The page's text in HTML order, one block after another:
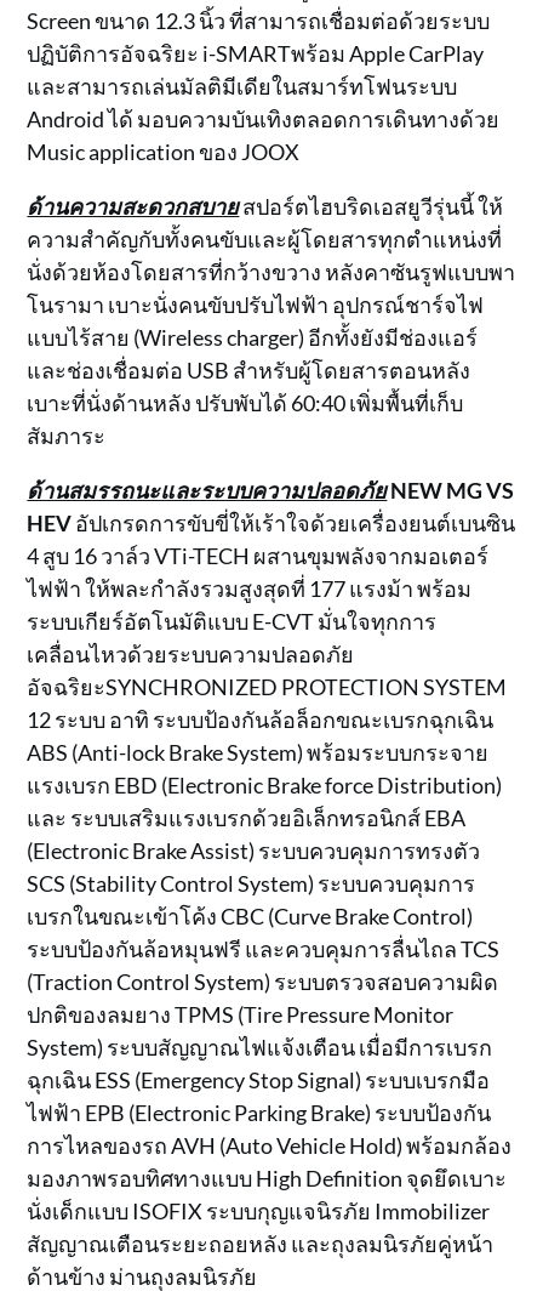
Screen ขนาด 12.3 นิ้ว ที่สามารถเชื่อมต่อด้วยระบบ
ปฏิบัติการอัจฉริยะ i-SMARTพร้อม Apple CarPlay
และสามารถเล่นมัลติมีเดียในสมาร์ทโฟนระบบ
Android ได้ มอบความบันเทิงตลอดการเดินทางด้วย
Music application ของ JOOX
ด้านความสะดวกสบายสปอร์ตไฮบริดเอสยูวีรุ่นนี้ ให้
ความสำคัญกับทั้งคนขับและผู้โดยสารทุกตำแหน่งที่
นั่งด้วยห้องโดยสารที่กว้างขวาง หลังคาซันรูฟแบบพา
โนรามา เบาะนั่งคนขับปรับไฟฟ้า อุปกรณ์ชาร์จไฟ
แบบไร้สาย (Wireless charger) อีกทั้งยังมีช่องแอร์
และช่องเชื่อมต่อ USB สำหรับผู้โดยสารตอนหลัง
เบาะที่นั่งด้านหลัง ปรับพับได้ 60:40 เพิ่มพื้นที่เก็บ
สัมภาระ
ด้านสมรรถนะและระบบความปลอดภัยNEW MG VS
HEVอัปเกรดการขับขี่ให้เร้าใจด้วยเครื่องยนต์เบนซิน
4 สูบ 16 วาล์ว VTi-TECH ผสานขุมพลังจากมอเตอร์
ไฟฟ้า ให้พละกำลังรวมสูงสุดที่ 177 แรงม้า พร้อม
ระบบเกียร์อัตโนมัติแบบ E-CVT มั่นใจทุกการ
เคลื่อนไหวด้วยระบบความปลอดภัย
อัจฉริยะSYNCHRONIZED PROTECTION SYSTEM
12 ระบบ อาทิ ระบบป้องกันล้อล็อกขณะเบรกฉุกเฉิน
ABS (Anti-lock Brake System) พร้อมระบบกระจาย
แรงเบรก EBD (Electronic Brake force Distribution)
และ ระบบเสริมแรงเบรกด้วยอิเล็กทรอนิกส์ EBA
(Electronic Brake Assist) ระบบควบคุมการทรงตัว
SCS (Stability Control System) ระบบควบคุมการ
เบรกในขณะเข้าโค้ง CBC (Curve Brake Control)
ระบบป้องกันล้อหมุนฟรี และควบคุมการลื่นไถล TCS
(Traction Control System) ระบบตรวจสอบความผิด
ปกติของลมยาง TPMS (Tire Pressure Monitor
System) ระบบสัญญาณไฟแจ้งเตือน เมื่อมีการเบรก
ฉุกเฉิน ESS (Emergency Stop Signal) ระบบเบรกมือ
ไฟฟ้า EPB (Electronic Parking Brake) ระบบป้องกัน
การไหลของรถ AVH (Auto Vehicle Hold) พร้อมกล้อง
มองภาพรอบทิศทางแบบ High Definition จุดยึดเบาะ
นั่งเด็กแบบ ISOFIX ระบบกุญแจนิรภัย Immobilizer
สัญญาณเตือนระยะถอยหลัง และถุงลมนิรภัยคู่หน้า
ด้านข้าง ม่านถุงลมนิรภัย